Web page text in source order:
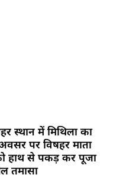
स्थान में मिथिला का
पर विषहर माता
हाथ से पकड़ कर पूजा
तमासा